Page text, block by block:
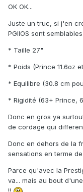
OK OK...
Juste un truc, si j'en
PGIIOS sont
* Taille 27"
* Poids (Prince 11.6oz
* Equilibre (30.8 cm
* Rigidité (63+ Prince,
Donc en gros ya
de cordage qui
Donc en dehors de la
sensations en terme
Parce qu'avec la
va... mais au bout